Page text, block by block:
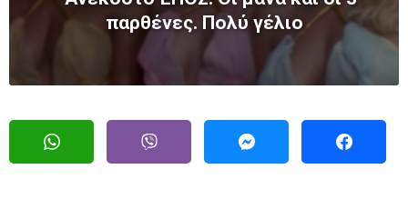
παρθένες. Πολύ γέλιο